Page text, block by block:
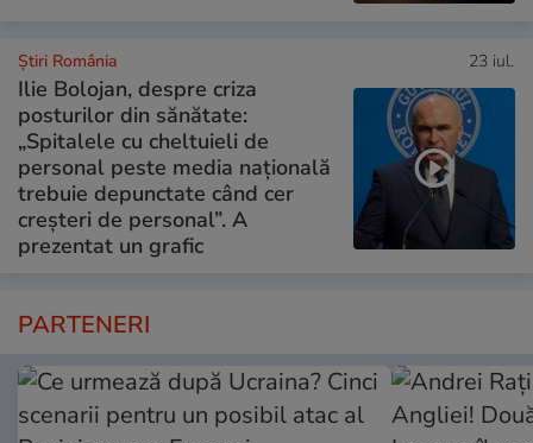
Știri România 23 iul.
Ilie Bolojan, despre criza
posturilor din sănătate:
„Spitalele cu cheltuieli de
personal peste media națională
trebuie depunctate când cer
creșteri de personal”. A
prezentat un grafic
PARTENERI